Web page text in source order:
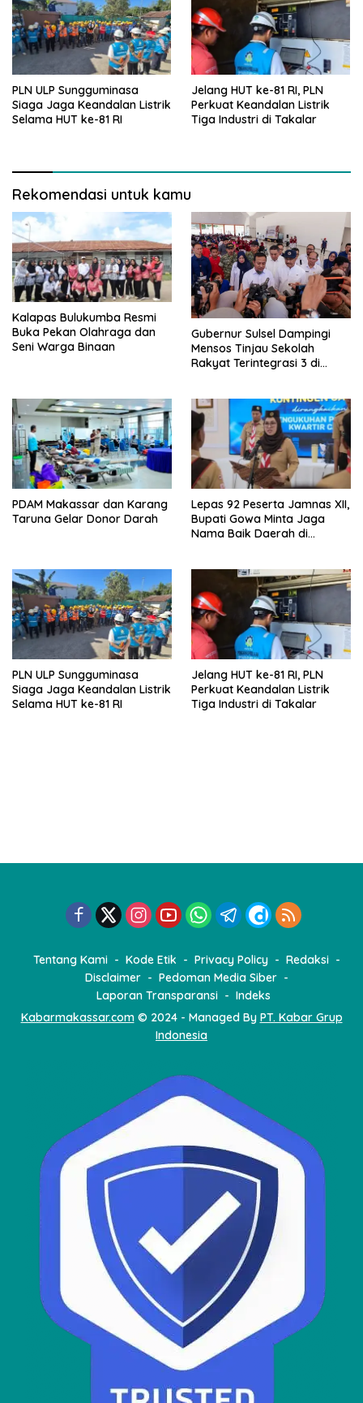
PLN ULP Sungguminasa
Siaga Jaga Keandalan Listrik
Selama HUT ke-81 RI
Jelang HUT ke-81 RI, PLN
Perkuat Keandalan Listrik
Tiga Industri di Takalar
Rekomendasi untuk kamu
Kalapas Bulukumba Resmi
Buka Pekan Olahraga dan
Seni Warga Binaan
Gubernur Sulsel Dampingi
Mensos Tinjau Sekolah
Rakyat Terintegrasi 3 di
PDAM Makassar dan Karang
Taruna Gelar Donor Darah
Lepas 92 Peserta Jamnas XII,
Bupati Gowa Minta Jaga
Nama Baik Daerah di
PLN ULP Sungguminasa
Siaga Jaga Keandalan Listrik
Selama HUT ke-81 RI
Jelang HUT ke-81 RI, PLN
Perkuat Keandalan Listrik
Tiga Industri di Takalar
Tentang Kami Kode Etik Privacy Policy
Redaksi
Disclaimer
Pedoman Media Siber
Laporan Transparansi
Indeks
Kabarmakassar.com© 2024 - Managed By PT. Kabar Grup
Indonesia